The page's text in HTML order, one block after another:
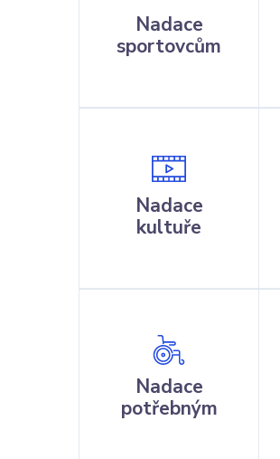
Nadace
sportovcům
Nadace
kultuře
Nadace
potřebným